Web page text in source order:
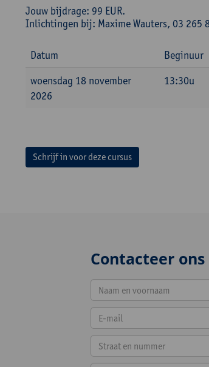
Jouw bijdrage: 99 EUR.
Inlichtingen bij: Maxime Wauters, 03 265
Datum Beginuur
woensdag 18 november
2026
13:30u
Schrijf in voor deze cursus
Contacteer ons